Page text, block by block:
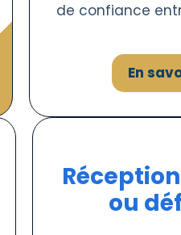
de confiance
En
ou